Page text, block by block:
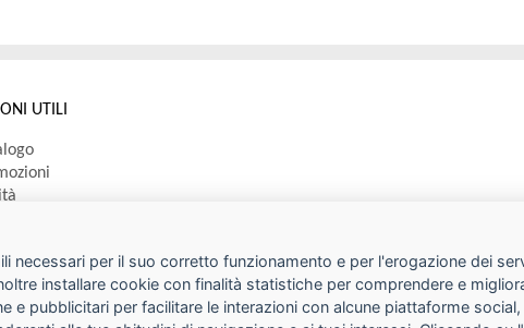
UTILI
per il suo corretto funzionamento e per l'erogazione dei
installare cookie con finalità statistiche per comprendere e
e pubblicitari per facilitare le interazioni con alcune piattaforme